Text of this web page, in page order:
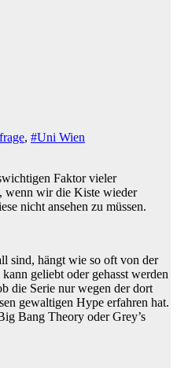
, #Uni Wien
Faktor vieler
wenn wir die Kiste wieder
nicht ansehen zu müssen.
sind, hängt wie so oft von der
geliebt oder gehasst werden
die Serie nur wegen der dort
gewaltigen Hype erfahren hat.
Bang Theory oder Grey’s